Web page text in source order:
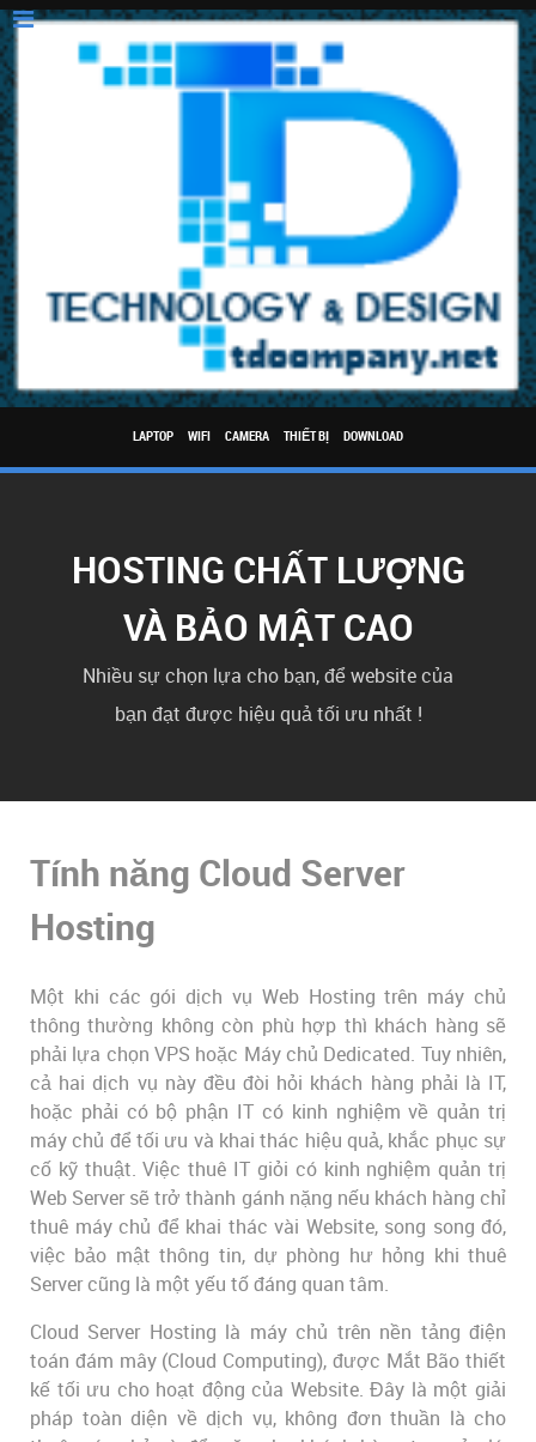
LAPTOP WIFI CAMERA THIẾT BỊ DOWNLOAD
HOSTING CHẤT LƯỢNG
VÀ BẢO MẬT CAO
Nhiều sự chọn lựa cho bạn, để website của
bạn đạt được hiệu quả tối ưu nhất !
Tính năng Cloud Server
Hosting
Một khi các gói dịch vụ Web Hosting trên máy chủ
thông thường không còn phù hợp thì khách hàng sẽ
phải lựa chọn VPS hoặc Máy chủ Dedicated. Tuy nhiên,
cả hai dịch vụ này đều đòi hỏi khách hàng phải là IT,
hoặc phải có bộ phận IT có kinh nghiệm về quản trị
máy chủ để tối ưu và khai thác hiệu quả, khắc phục sự
cố kỹ thuật. Việc thuê IT giỏi có kinh nghiệm quản trị
Web Server sẽ trở thành gánh nặng nếu khách hàng chỉ
thuê máy chủ để khai thác vài Website, song song đó,
việc bảo mật thông tin, dự phòng hư hỏng khi thuê
Server cũng là một yếu tố đáng quan tâm.
Cloud Server Hosting là máy chủ trên nền tảng điện
toán đám mây (Cloud Computing), được Mắt Bão thiết
kế tối ưu cho hoạt động của Website. Đây là một giải
pháp toàn diện về dịch vụ, không đơn thuần là cho